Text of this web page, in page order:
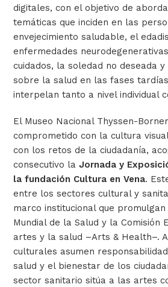
digitales, con el objetivo de
temáticas que inciden en las
envejecimiento saludable, el
enfermedades
cuidados, la soledad no deseada
sobre la salud en las fases
interpelan tanto a nivel individual
El Museo Nacional Thyssen-
comprometido con la cultura
con los retos de la ciudadanía,
consecutivo laJornada y
la fundación Cultura en Vena.
entre los sectores cultural y
marco institucional que promulgan
Mundial de la Salud y la Comisión
artes y la salud –Arts & Health–.
culturales asumen
salud y el bienestar de los
sector sanitario sitúa a las artes